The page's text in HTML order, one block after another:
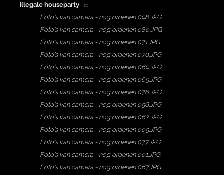
illegale houseparty
· 16
Foto's van camera - nog ordenen 098.JPG
Foto's van camera - nog ordenen 080.JPG
Foto's van camera - nog ordenen 071.JPG
Foto's van camera - nog ordenen 070.JPG
Foto's van camera - nog ordenen 069.JPG
Foto's van camera - nog ordenen 065.JPG
Foto's van camera - nog ordenen 076.JPG
Foto's van camera - nog ordenen 096.JPG
Foto's van camera - nog ordenen 062.JPG
Foto's van camera - nog ordenen 009.JPG
Foto's van camera - nog ordenen 077.JPG
Foto's van camera - nog ordenen 001.JPG
Foto's van camera - nog ordenen 067.JPG